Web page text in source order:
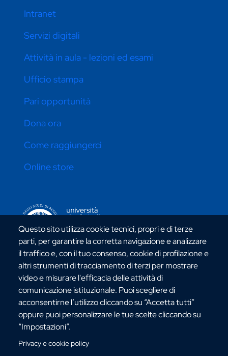
Questo sito utilizza cookie tecnici, propri e di terze
parti, per garantire la corretta navigazione e analizzare
il traffico e, con il tuo consenso, cookie di profilazione e
altri strumenti di tracciamento di terzi per mostrare
video e misurare l'efficacia delle attività di
comunicazione istituzionale. Puoi scegliere di
acconsentirne l’utilizzo cliccando su “Accetta tutti”
oppure puoi personalizzare le tue scelte cliccando su
“Impostazioni”.
Privacy e cookie policy
CONTATTI ATENEO
Via dell'Università, 25 - 89124 Reggio Calabria
C.F. 80006510806
URP:urp@unirc.it
PEC:amministrazione@pec.unirc.it
Intranet
Servizi digitali
Attività in aula - lezioni ed esami
Ufficio stampa
Pari opportunità
Dona ora
Come raggiungerci
Online store